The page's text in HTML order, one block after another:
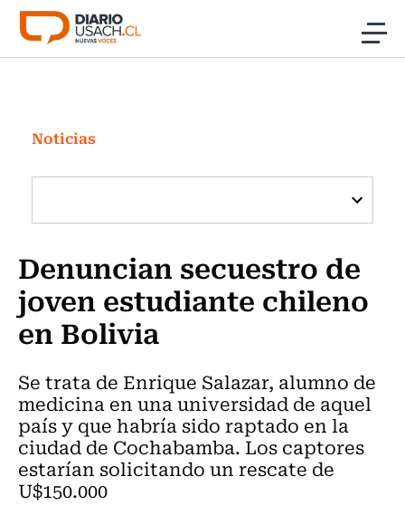
Click acá para ir directamente al contenido
Investigación
Cultura
Programas Radio y TV Usach
Noticias
Denuncian secuestro de
joven estudiante chileno
en Bolivia
Se trata de Enrique Salazar, alumno de
medicina en una universidad de aquel
país y que habría sido raptado en la
ciudad de Cochabamba. Los captores
estarían solicitando un rescate de
U$150.000